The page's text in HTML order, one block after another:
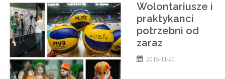
Wolontariusze i
praktykanci
potrzebni od
zaraz
2018-11-20